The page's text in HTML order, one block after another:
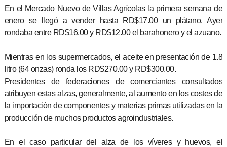
En el Mercado Nuevo de Villas Agrícolas la primera semana de
enero se llegó a vender hasta RD$17.00 un plátano. Ayer
rondaba entre RD$16.00 y RD$12.00 el barahonero y el azuano.
Mientras en los supermercados, el aceite en presentación de 1.8
litro (64 onzas) ronda los RD$270.00 y RD$300.00.
Presidentes de federaciones de comerciantes consultados
atribuyen estas alzas, generalmente, al aumento en los costes de
la importación de componentes y materias primas utilizadas en la
producción de muchos productos agroindustriales.
En el caso particular del alza de los víveres y huevos, el